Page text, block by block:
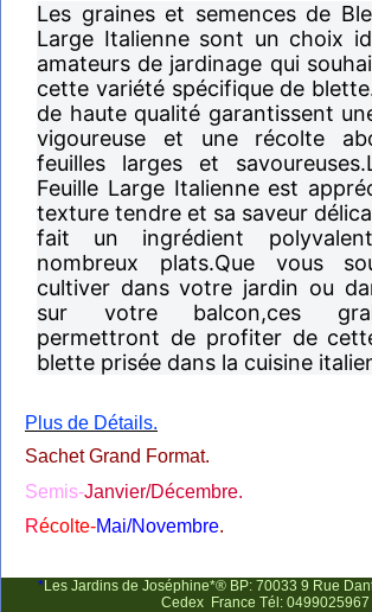
Les graines et semences de
Large Italienne sont un choix
amateurs de jardinage qui
cette variété spécifique de
de haute qualité garantissent
vigoureuse et une récolte
feuilles larges et
Feuille Large Italienne est
texture tendre et sa saveur
fait un ingrédient
nombreux plats.Que vous
cultiver dans votre jardin ou
sur votre balcon,ces
permettront de profiter de
blette prisée dans la cuisine
Plus de Détails.
Sachet Grand Format.
Semis-Janvier/Décembre.
Récolte-Mai/Novembre.
*Les Jardins de Joséphine*® BP: 70033 9 Rue
Cedex France Tél: 0499025967